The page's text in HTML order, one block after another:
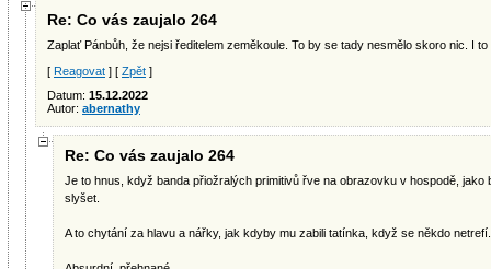
Re: Co vás zaujalo 264
Zaplať Pánbůh, že nejsi ředitelem zeměkoule. To by se tady nesmělo skoro nic. I
[ Reagovat ] [ Zpět ]
Datum: 15.12.2022
Autor: abernathy
Re: Co vás zaujalo 264
Je to hnus, když banda přiožralých primitivů řve na obrazovku v hospodě, jako
slyšet.
A to chytání za hlavu a nářky, jak kdyby mu zabili tatínka, když se někdo